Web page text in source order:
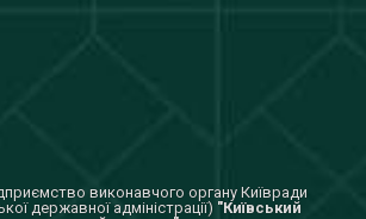
виконавчого органу Київради
державної адміністрації) "Київський